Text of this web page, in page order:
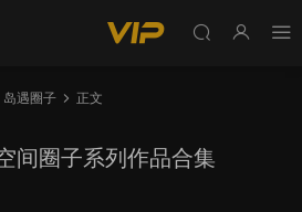
岛遇圈子 正文
间圈子系列作品合集